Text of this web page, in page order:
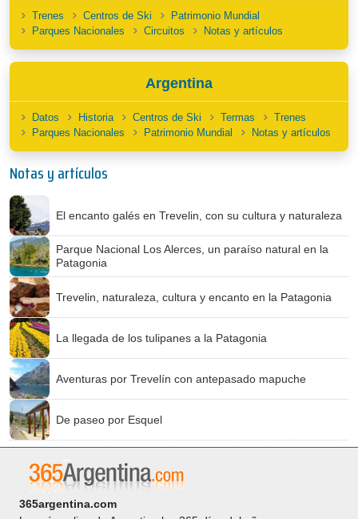
Trenes Centros de Ski
Patrimonio Mundial
Parques Nacionales
Circuitos Notas y artículos
Argentina
Datos Historia Centros de Ski Termas
Trenes
Parques Nacionales
Patrimonio Mundial Notas y artículos
Notas y artículos
El encanto galés en Trevelin, con su cultura y naturaleza
Parque Nacional Los Alerces, un paraíso natural en la
Patagonia
Trevelin, naturaleza, cultura y encanto en la Patagonia
La llegada de los tulipanes a la Patagonia
Aventuras por Trevelín con antepasado mapuche
De paseo por Esquel
365argentina.com